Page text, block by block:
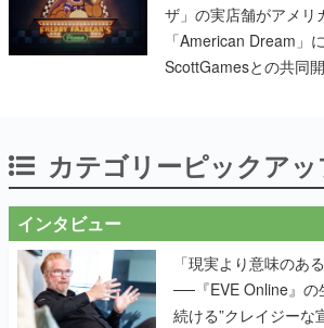
ザ」の実店舗がアメリ
「American Dream」
ScottGamesとの共同
テージショーや没入
カテゴリーピックア
インタビュー
「現実より意味のあ
──『EVE Online』の
続ける”クレイジーな